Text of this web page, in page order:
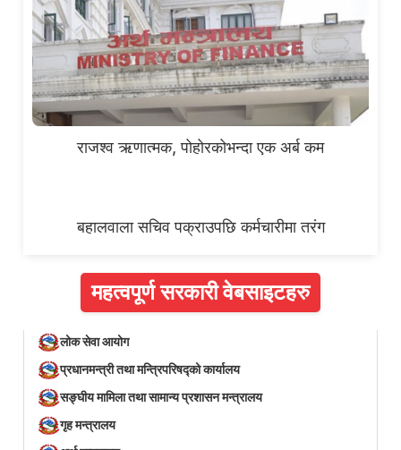
राजश्व ऋणात्मक, पोहोरकोभन्दा एक अर्ब कम
बहालवाला सचिव पक्राउपछि कर्मचारीमा तरंग
महत्वपूर्ण सरकारी वेबसाइटहरु
लोक सेवा आयोग
प्रधानमन्त्री तथा मन्त्रिपरिषद्को कार्यालय
सङ्घीय मामिला तथा सामान्य प्रशासन मन्त्रालय
गृह मन्त्रालय